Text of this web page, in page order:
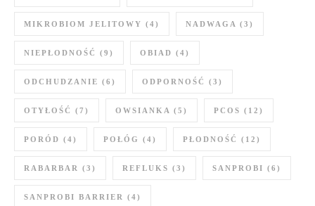
MIKROBIOM JELITOWY (4) NADWAGA (3)
NIEPŁODNOŚĆ (9) OBIAD (4)
ODCHUDZANIE (6) ODPORNOŚĆ (3)
OTYŁOŚĆ (7) OWSIANKA (5) PCOS (12)
PORÓD (4) POŁÓG (4) PŁODNOŚĆ (12)
RABARBAR (3) REFLUKS (3) SANPROBI (6)
SANPROBI BARRIER (4)